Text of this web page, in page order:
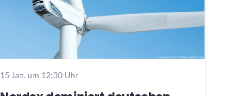
15 Jan. um 12:30 Uhr